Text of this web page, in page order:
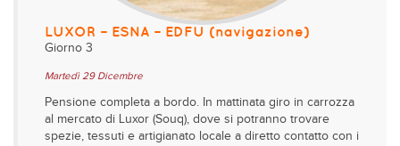
LUXOR – ESNA – EDFU (navigazione)
Giorno 3
Martedì 29 Dicembre
​​​​​​Pensione completa a bordo. In mattinata giro in carrozza
al mercato di Luxor (Souq), dove si potranno trovare
spezie, tessuti e artigianato locale a diretto contatto con i